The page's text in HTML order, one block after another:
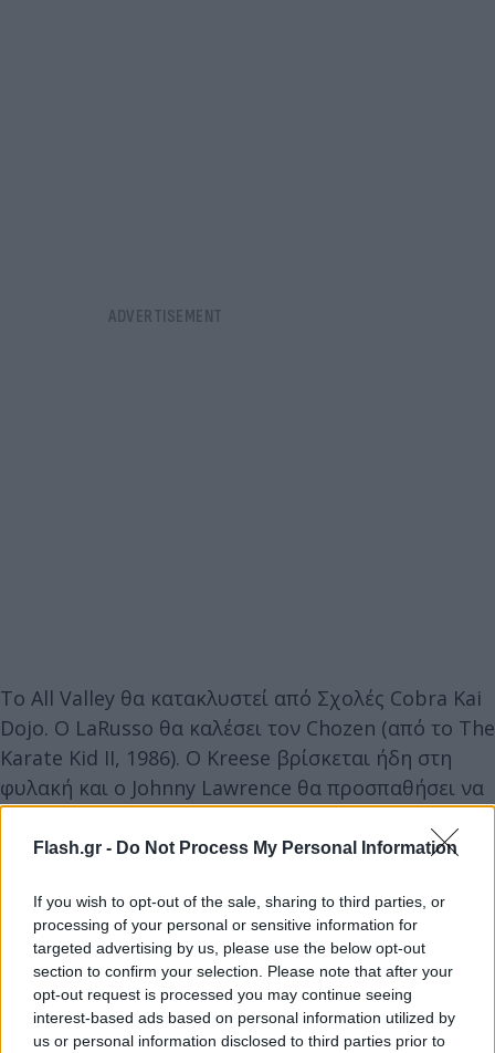
Flash.gr - Do Not Process My Personal Information
If you wish to opt-out of the sale, sharing to third parties, or
processing of your personal or sensitive information for
targeted advertising by us, please use the below opt-out
section to confirm your selection. Please note that after your
opt-out request is processed you may continue seeing
interest-based ads based on personal information utilized by
us or personal information disclosed to third parties prior to
Το All Valley θα κατακλυστεί από Σχολές Cobra Kai
Dojo. O LaRusso θα καλέσει τον Chozen (από το The
Karate Kid II, 1986). O Kreese βρίσκεται ήδη στη
φυλακή και ο Johnny Lawrence θα προσπαθήσει να
φτιάξει πάλι τη ζωή του (Miguel και Robby
πρωταγωνιστούν ξανά).
Άραγε, πόσοι θα επιστρέψουν;